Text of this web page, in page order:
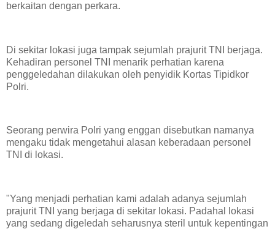
berkaitan dengan perkara.
Di sekitar lokasi juga tampak sejumlah prajurit TNI berjaga.
Kehadiran personel TNI menarik perhatian karena
penggeledahan dilakukan oleh penyidik Kortas Tipidkor
Polri.
Seorang perwira Polri yang enggan disebutkan namanya
mengaku tidak mengetahui alasan keberadaan personel
TNI di lokasi.
"Yang menjadi perhatian kami adalah adanya sejumlah
prajurit TNI yang berjaga di sekitar lokasi. Padahal lokasi
yang sedang digeledah seharusnya steril untuk kepentingan